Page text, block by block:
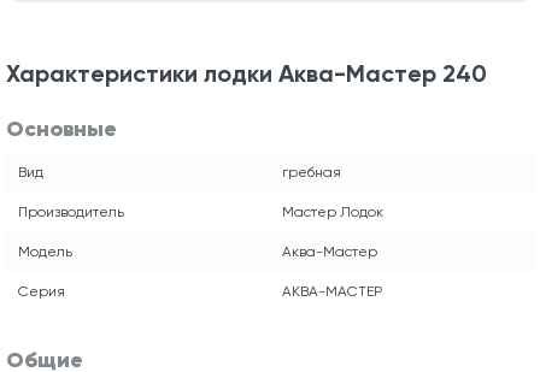
Характеристики лодки Аква-Мастер 240
Основные
Вид гребная
Производитель Мастер Лодок
Модель Аква-Мастер
Серия АКВА-МАСТЕР
Общие